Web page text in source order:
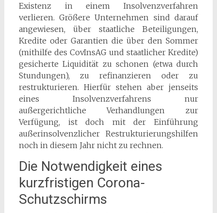
Existenz in einem Insolvenzverfahren
verlieren. Größere Unternehmen sind darauf
angewiesen, über staatliche Beteiligungen,
Kredite oder Garantien die über den Sommer
(mithilfe des CovInsAG und staatlicher Kredite)
gesicherte Liquidität zu schonen (etwa durch
Stundungen), zu refinanzieren oder zu
restrukturieren. Hierfür stehen aber jenseits
eines Insolvenzverfahrens nur
außergerichtliche Verhandlungen zur
Verfügung, ist doch mit der Einführung
außerinsolvenzlicher Restrukturierungshilfen
noch in diesem Jahr nicht zu rechnen.
Die Notwendigkeit eines
kurzfristigen Corona-
Schutzschirms